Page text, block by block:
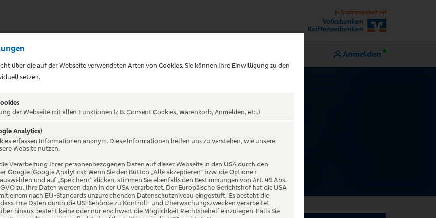
Anmelden
NERVEN STARK
über die auf der Webseite verwendeten Arten von Cookies. Sie können Ihre Einwilligung zu den
setzen.
der Webseite mit allen Funktionen (z.B. Consent Cookies, Warenkorb, Anmelden, etc.)
Analytics)
erfassen Informationen anonym. Diese Informationen helfen uns zu verstehen, wie unsere
Website nutzen.
Verarbeitung Ihrer personenbezogenen Daten auf dieser Webseite in den USA durch den
Google (Google Analytics): Wenn Sie den Button „Alle akzeptieren“ bzw. die Optionen
und auf „Speichern“ klicken, stimmen Sie ebenfalls den Bestimmungen von Art. 49 Abs.
zu. Ihre Daten werden dann in der USA verarbeitet. Der Europäische Gerichtshof hat die USA
einem nach EU-Standards unzureichenden Datenschutzniveau eingestuft. Es besteht die
Ihre Daten durch die US-Behörde zu Kontroll- und Überwachungszwecken verarbeitet
hinaus besteht keine oder nur erschwert die Möglichkeit Rechtsbehelf einzulegen. Falls Sie